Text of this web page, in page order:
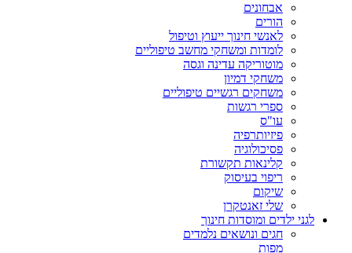
אבחונים
הורים
לאנשי חינוך ייעוץ וטיפול
לומדות ומשחקי מחשב טיפוליים
מוטוריקה עדינה וגסה
משחקי דמיון
משחקים רגשיים טיפוליים
ספרי רגשות
עו"ס
פיזיותרפיה
פסיכולוגיה
קלינאות תקשורת
ריפוי בעיסוק
שיקום
שלי זאנטקרן
לגני ילדים ומוסדות חינוך
חגים ונושאים נלמדים
מפות